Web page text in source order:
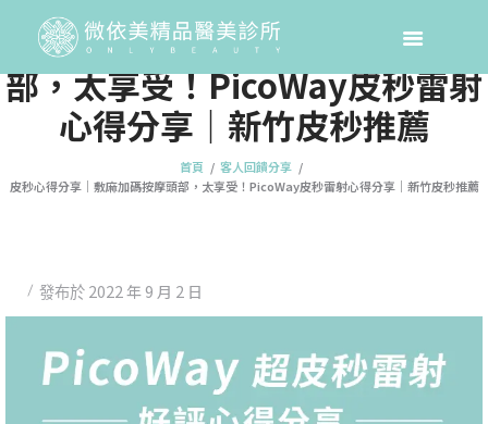
皮秒心得分享｜敷麻加碼按摩頭
部，太享受！PicoWay皮秒雷射
心得分享｜新竹皮秒推薦
首頁
客人回饋分享
皮秒心得分享｜敷麻加碼按摩頭部，太享受！PicoWay皮秒雷射心得分享｜新竹皮秒推薦
發布於 2022 年 9 月 2 日